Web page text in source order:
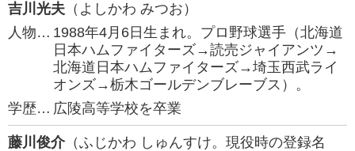
吉川光夫 （よしかわ みつお）
人物… 1988年4月6日生まれ。プロ野球選手（北海道
日本ハムファイターズ→読売ジャイアンツ→
北海道日本ハムファイターズ→埼玉西武ライ
オンズ→栃木ゴールデンブレーブス）。
学歴… 広陵高等学校を卒業
藤川俊介（ふじかわ しゅんすけ。現役時の登録名